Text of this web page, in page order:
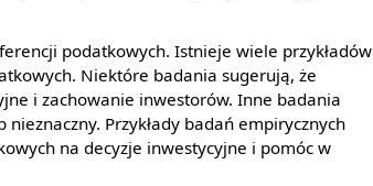
podatkowych. Istnieje wiele przykładów
Niektóre badania sugerują, że
i zachowanie inwestorów. Inne badania
Przykłady badań empirycznych
na decyzje inwestycyjne i pomóc w